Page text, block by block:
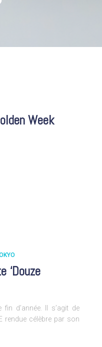
Week
‘Douze
d’année. Il s’agit de
rendue célèbre par son